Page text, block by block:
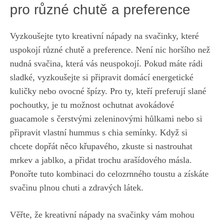
pro různé chutě a preference
Vyzkoušejte tyto kreativní nápady na svačinky, které
uspokojí různé chutě a preference. Není nic horšího než
nudná svačina, která vás neuspokojí. Pokud máte rádi
sladké, vyzkoušejte si připravit domácí energetické
kuličky nebo ovocné špízy. Pro ty, kteří preferují slané
pochoutky, je tu možnost ochutnat avokádové
guacamole s čerstvými zeleninovými hůlkami nebo si
připravit vlastní hummus s chia semínky. Když si
chcete dopřát něco křupavého, zkuste si nastrouhat
mrkev a jablko, a přidat trochu arašídového másla.
Ponořte tuto kombinaci do celozrnného toustu a získáte
svačinu plnou chuti a zdravých látek.
Věřte, že kreativní nápady na svačinky vám mohou